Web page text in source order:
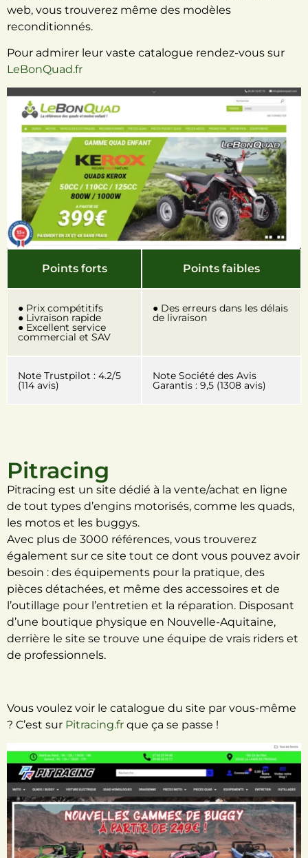
web, vous trouverez même des modèles
reconditionnés.
Pour admirer leur vaste catalogue rendez-vous sur
LeBonQuad.fr
Points forts Points faibles
● Prix compétitifs
● Livraison rapide
● Excellent service
commercial et SAV
● Des erreurs dans les délais
de livraison
Note Trustpilot : 4.2/5
(114 avis)
Note Société des Avis
Garantis : 9,5 (1308 avis)
Pitracing
Pitracing est un site dédié à la vente/achat en ligne
de tout types d’engins motorisés, comme les quads,
les motos et les buggys.
Avec plus de 3000 références, vous trouverez
également sur ce site tout ce dont vous pouvez avoir
besoin : des équipements pour la pratique, des
pièces détachées, et même des accessoires et de
l’outillage pour l’entretien et la réparation. Disposant
d’une boutique physique en Nouvelle-Aquitaine,
derrière le site se trouve une équipe de vrais riders et
de professionnels.
Vous voulez voir le catalogue du site par vous-même
? C’est sur Pitracing.fr que ça se passe !